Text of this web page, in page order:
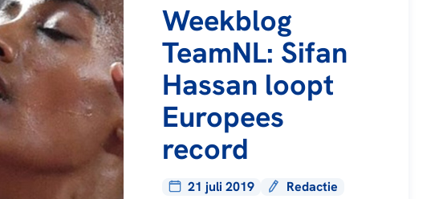
Weekblog
TeamNL: Sifan
Hassan loopt
Europees
record
21 juli 2019 Redactie